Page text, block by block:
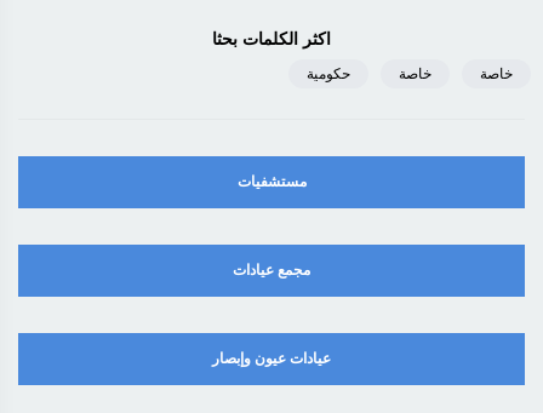
اكثر الكلمات بحثا
خاصة خاصة حكومية
مستشفيات
مجمع عيادات
عيادات عيون وإبصار